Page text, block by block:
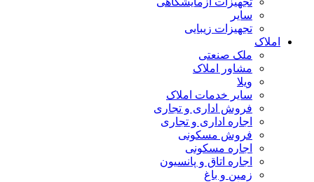
سایر
تجهیزات زیبایی
املاک
ملک صنعتی
مشاور املاک
ویلا
سایر خدمات املاک
فروش اداری و تجاری
اجاره اداری و تجاری
فروش مسکونی
اجاره مسکونی
اجاره اتاق و پانسیون
زمین و باغ